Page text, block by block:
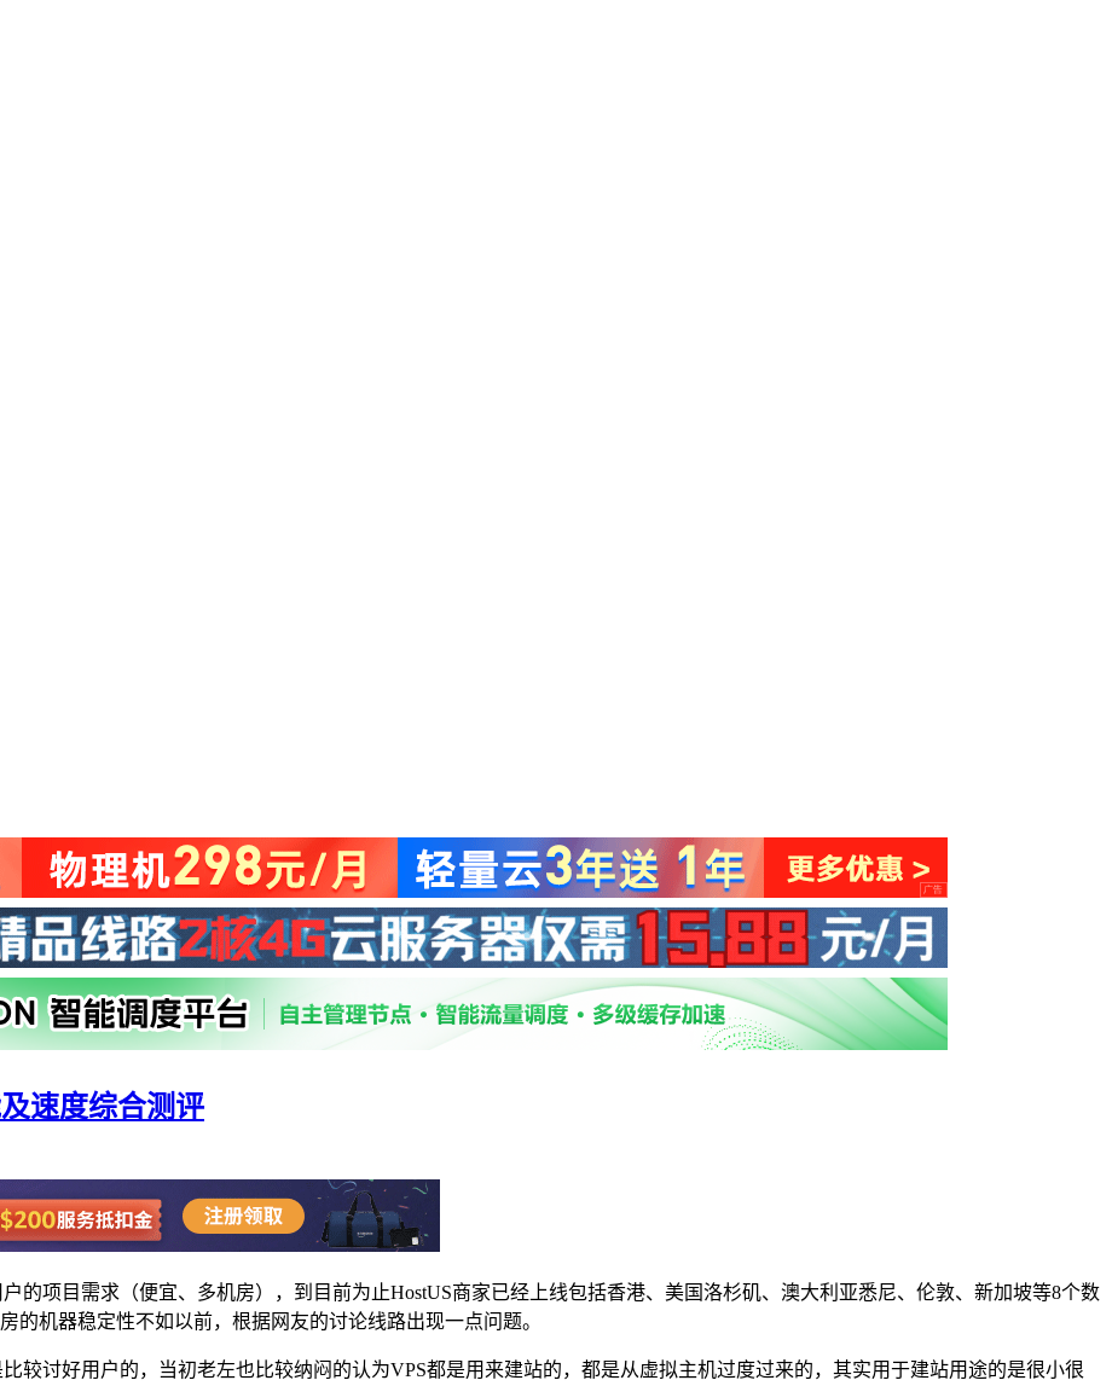
速度综合测评
的项目需求（便宜、多机房），到目前为止HostUS商家已经上线包括香港、美国洛杉矶、澳大利亚悉尼、伦敦、新加坡等8个数
机器稳定性不如以前，根据网友的讨论线路出现一点问题。
较讨好用户的，当初老左也比较纳闷的认为VPS都是用来建站的，都是从虚拟主机过度过来的，其实用于建站用途的是很小很